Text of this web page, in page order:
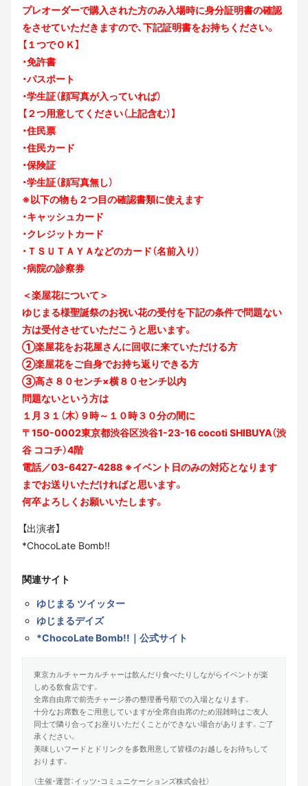
プレオーダーで購入された方のみ入場時に身分証明書の確認
をさせていただきますので、下記証明書をお持ちください。
【１つでＯＫ】
・免許書
・パスポート
・学生証（顔写真が入っていれば）
【２つ用意してください（上記含む）】
・住民票
・住民カード
・保険証
・学生証（顔写真無し）
※以下の物も２つ目の確認書類に使えます
・キャッシュカード
・クレジットカード
・ＴＳＵＴＡＹＡなどのカード（名前入り）
・病院の診察券
＜楽屋花について＞
ゆじまる様聖誕祭のお祝い花の受付を下記の条件で問題ない
方は受付させていただこうと思います。
①楽屋花をお花屋さんに回収に来ていただける方
②楽屋花をご自身でお持ち返りできる方
③高さ８０センチ×横８０センチ以内
問題ないという方は
１月３１（木）９時～１０時３０分の間に
〒150-0002東京都渋谷区渋谷1-23-16 cocoti SHIBUYA（渋
谷 ココチ）4階
電話／03-6427-4288 ※イベント日のみの対応となります
までお送りいただければと思います。
何卒よろしくお願いいたします。
【出演者】
*ChocoLate Bomb!!
関連サイト
ゆじまる ツイッター
ゆじまるデイズ
*ChocoLate Bomb!!｜公式サイト
東京カルチャーカルチャーは飲んだり食べたりしながらイベントが楽
しめる飲食店です。
全席自由席で前売チャージ券の整理番号順での入場となります。
十分なお席数をご用意していますが全席自由席のため混雑時はご友人
同士で隣り合ってお座りいただくことができない場合があります。ご了
承ください。
美味しいフードとドリンクを多数用意して皆様のお越しをお待ちして
おります。
（主催・運営：イッツ・コミュニケーションズ株式会社）